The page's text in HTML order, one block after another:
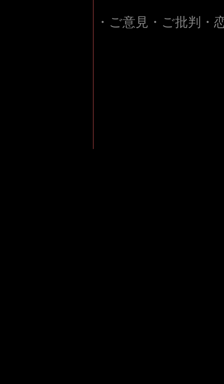
・ご意見・ご批判・